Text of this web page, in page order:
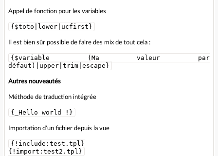
Appel de fonction pour les variables
{$toto|lower|ucfirst}
Il est bien sûr possible de faire des mix de tout cela :
{$variable (Ma valeur par
défaut)|upper|trim|escape}
Autres nouveautés
Méthode de traduction intégrée
{_Hello world !}
Importation d'un fichier depuis la vue
{!include:test.tpl}
{!import:test2.tpl}